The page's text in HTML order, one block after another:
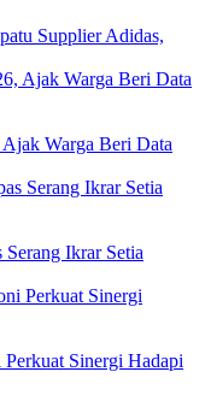
Supplier Adidas,
Warga Beri Data
Ikrar Setia
Sinergi Hadapi